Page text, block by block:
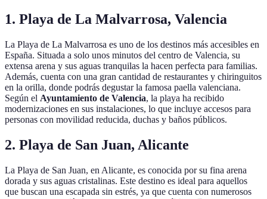
1. Playa de La Malvarrosa, Valencia
La Playa de La Malvarrosa es uno de los destinos más accesibles en
España. Situada a solo unos minutos del centro de Valencia, su
extensa arena y sus aguas tranquilas la hacen perfecta para familias.
Además, cuenta con una gran cantidad de restaurantes y chiringuitos
en la orilla, donde podrás degustar la famosa paella valenciana.
Según el Ayuntamiento de Valencia, la playa ha recibido
modernizaciones en sus instalaciones, lo que incluye accesos para
personas con movilidad reducida, duchas y baños públicos.
2. Playa de San Juan, Alicante
La Playa de San Juan, en Alicante, es conocida por su fina arena
dorada y sus aguas cristalinas. Este destino es ideal para aquellos
que buscan una escapada sin estrés, ya que cuenta con numerosos